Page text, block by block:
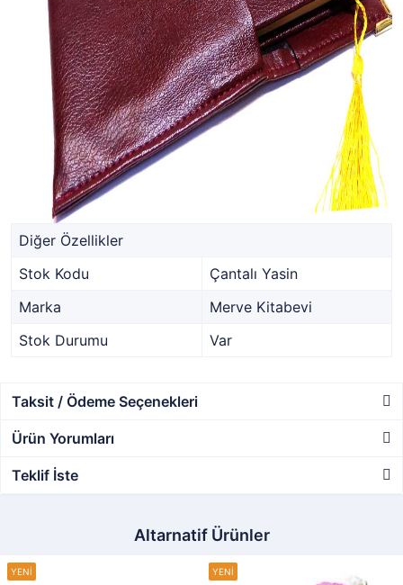
Diğer Özellikler
Stok Kodu
Çantalı Yasin
Marka
Merve Kitabevi
Stok Durumu
Var
Taksit / Ödeme Seçenekleri
Ürün Yorumları
Teklif İste
Altarnatif Ürünler